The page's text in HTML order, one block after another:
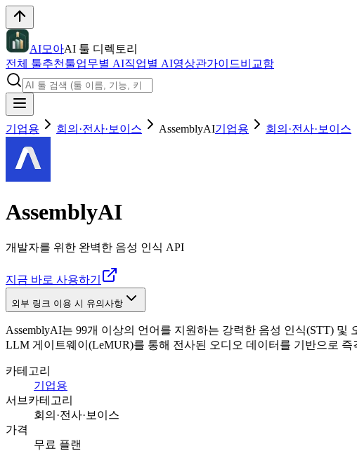
AI모아AI 툴 디렉토리
전체 툴추천툴업무별 AI직업별 AI영상관가이드비교함
기업용 회의·전사·보이스 AssemblyAI기업용 회의·전사·보이스
AssemblyAI
개발자를 위한 완벽한 음성 인식 API
지금 바로 사용하기
외부 링크 이용 시 유의사항
AssemblyAI는 99개 이상의 언어를 지원하는 강력한 음성 인식(STT)
LLM 게이트웨이(LeMUR)를 통해 전사된 오디오 데이터를 기반으로
카테고리
기업용
서브카테고리
회의·전사·보이스
가격
무료 플랜